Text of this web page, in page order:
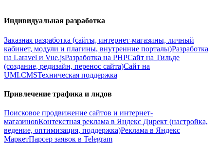
Индивидуальная разработка
Заказная разработка (сайты, интернет-магазины, личный
кабинет, модули и плагины, внутренние порталы)Разработка
на Laravel и Vue.jsРазработка на PHPСайт на Тильде
(создание, редизайн, перенос сайта)Сайт на
UMI.CMSТехническая поддержка
Привлечение трафика и лидов
Поисковое продвижение сайтов и интернет-
магазиновКонтекстная реклама в Яндекс Директ (настройка,
ведение, оптимизация, поддержка)Реклама в Яндекс
МаркетПарсер заявок в Telegram